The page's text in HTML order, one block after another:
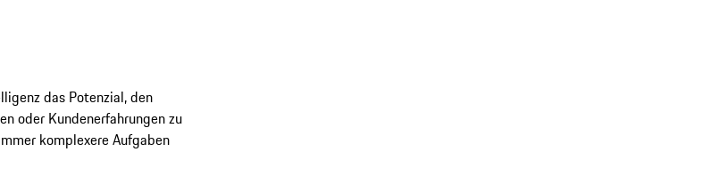
das Potenzial, den
oder Kundenerfahrungen zu
komplexere Aufgaben